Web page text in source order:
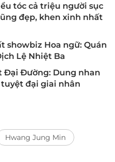
tóc cả triệu người sục
đẹp, khen xinh nhất
showbiz Hoa ngữ: Quán
Lệ Nhiệt Ba
Đại Đường: Dung nhan
đại giai nhân
Hwang Jung Min